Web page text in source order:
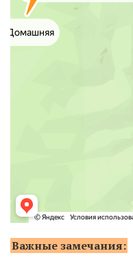
Важные замечания: